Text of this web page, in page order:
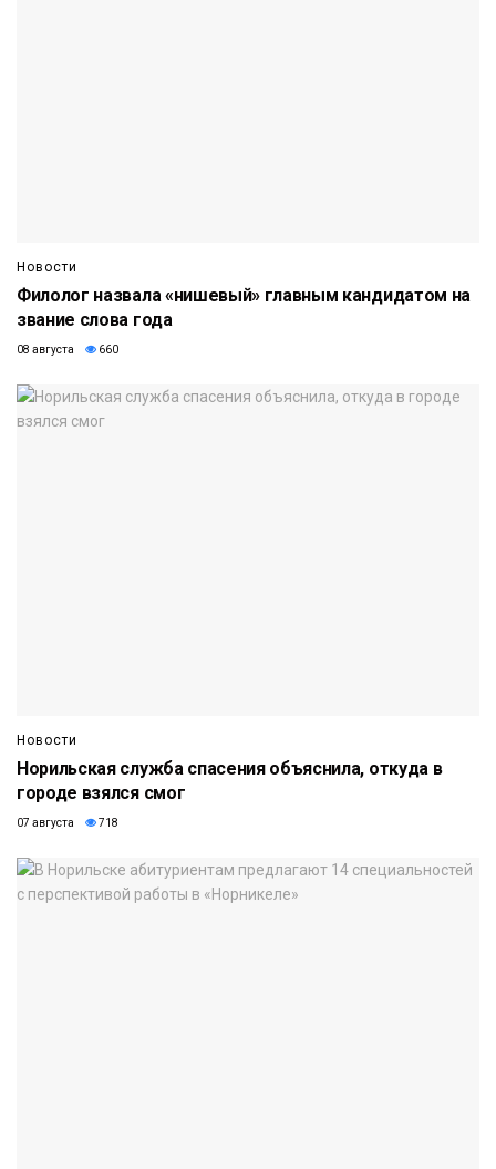
Новости
Филолог назвала «нишевый» главным кандидатом на
звание слова года
08 августа 660
Новости
Норильская служба спасения объяснила, откуда в
городе взялся смог
07 августа 718